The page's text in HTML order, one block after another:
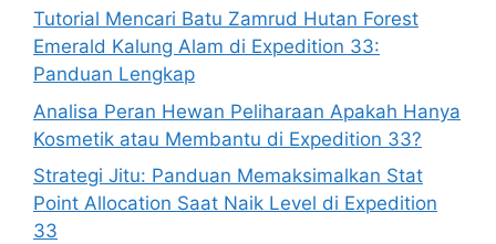
Tutorial Mencari Batu Zamrud Hutan Forest
Emerald Kalung Alam di Expedition 33:
Panduan Lengkap
Analisa Peran Hewan Peliharaan Apakah Hanya
Kosmetik atau Membantu di Expedition 33?
Strategi Jitu: Panduan Memaksimalkan Stat
Point Allocation Saat Naik Level di Expedition
33